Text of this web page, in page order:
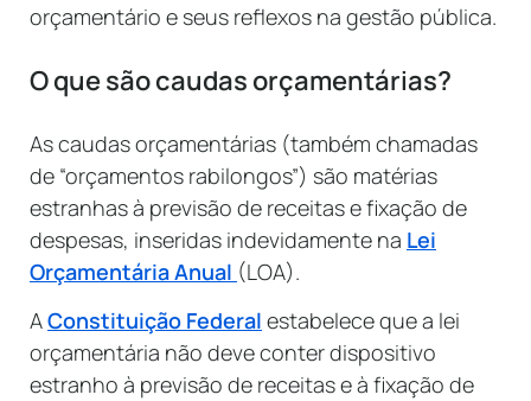
orçamentário e seus reflexos na gestão pública.
O que são caudas orçamentárias?
As caudas orçamentárias (também chamadas
de “orçamentos rabilongos”) são matérias
estranhas à previsão de receitas e fixação de
despesas, inseridas indevidamente na Lei
Orçamentária Anual (LOA).
AConstituição Federal estabelece que a lei
orçamentária não deve conter dispositivo
estranho à previsão de receitas e à fixação de